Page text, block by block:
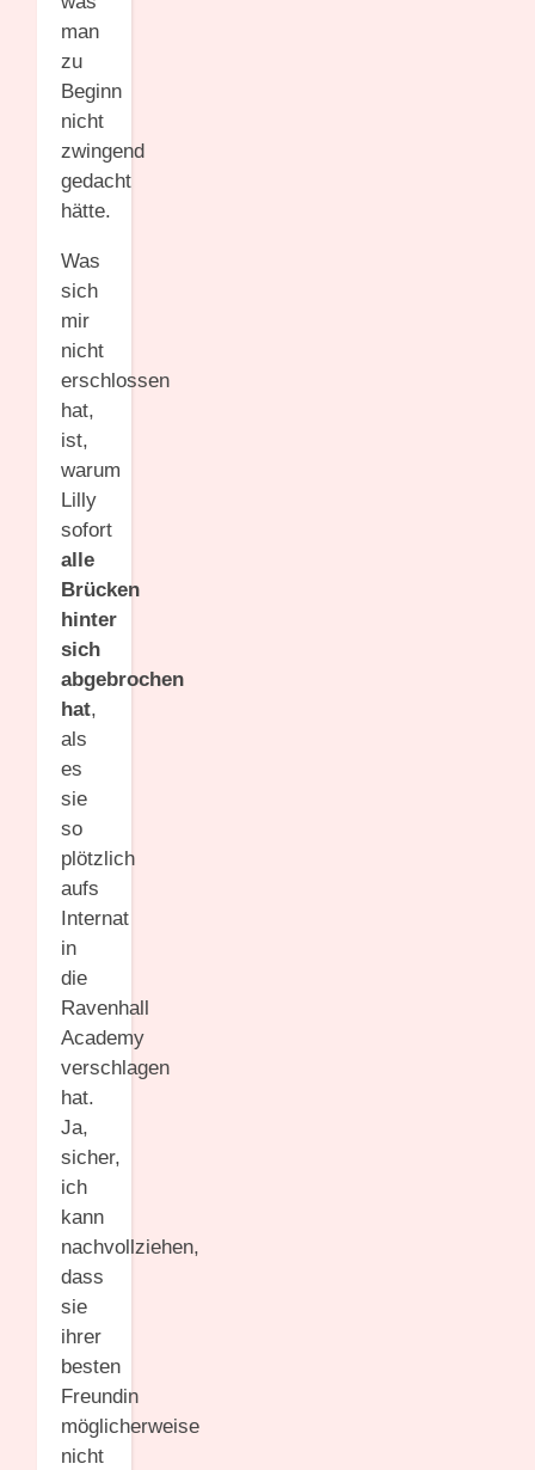
man
zu
Beginn
nicht
zwingend
gedacht
hätte.
Was
sich
mir
nicht
erschlossen
hat,
ist,
warum
Lilly
sofort
alle
Brücken
hinter
sich
abgebrochen
hat,
als
es
sie
so
plötzlich
aufs
Internat
in
die
Ravenhall
Academy
verschlagen
hat.
Ja,
sicher,
ich
kann
nachvollziehen,
dass
sie
ihrer
besten
Freundin
möglicherweise
nicht